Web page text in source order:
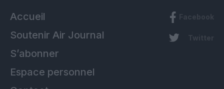
Accueil
Soutenir Air Journal
S’abonner
Espace personnel